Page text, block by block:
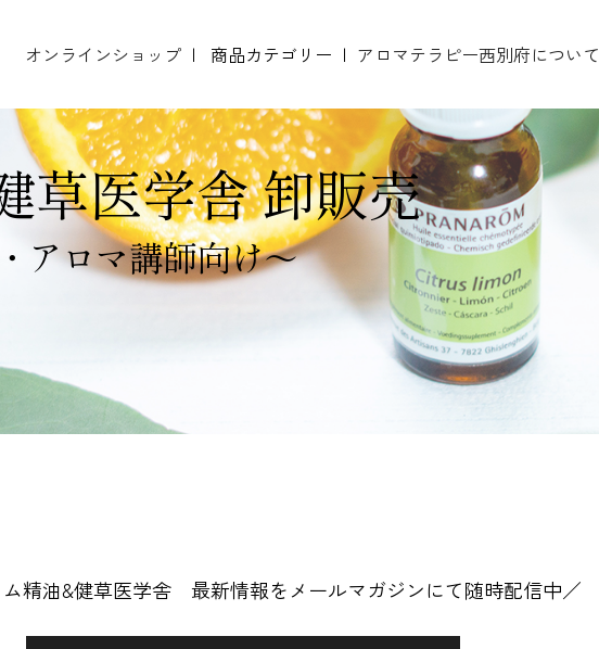
オンラインショップ 商品カテゴリー アロマテラピー西別府について
草医学舎 卸販売
アロマ講師向け～
精油&健草医学舎 最新情報をメールマガジンにて随時配信中／